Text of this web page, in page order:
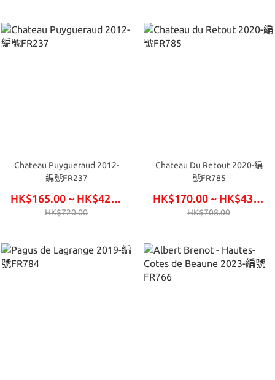
Chateau Puygueraud 2012-
編號FR237
HK$165.00 ~ HK$420.00
HK$720.00
Chateau Du Retout 2020-編
號FR785
HK$170.00 ~ HK$435.00
HK$708.00